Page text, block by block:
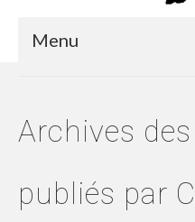
Menu
Oeuvres
Tableaux 2011
Archives
publiés par